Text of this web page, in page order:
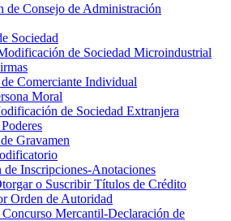
de Consejo de Administración
Sociedad
de Sociedad Microindustrial
Comerciante Individual
Moral
de Sociedad Extranjera
Gravamen
Inscripciones-Anotaciones
o Suscribir Títulos de Crédito
Orden de Autoridad
Mercantil-Declaración de